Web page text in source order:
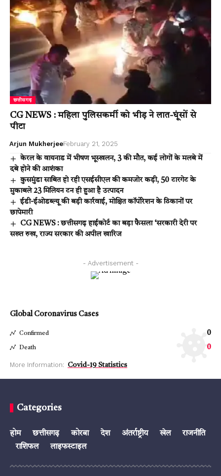
छत्तीसगढ़
CG NEWS : महिला पुलिसकर्मी को भीड़ ने लात-घूंसों से
पीटा
Arjun MukherjeeFebruary 21, 2025
केरल के वायनाड में भीषण भूस्खलन, 3 की मौत, कई लोगों के मलबे में
दबे होने की आशंका
कुसमुंडा साबित हो रही एसईसीएल की कमजोर कड़ी, 50 टारगेट के
मुकाबले 23 मिलियन टन ही हुआ है उत्पादन
ईडी-ईओडब्ल्यू की बड़ी कार्रवाई, मोक्षित कॉर्पोरेशन के ठिकानों पर
छापेमारी
CG NEWS : छत्तीसगढ़ हाईकोर्ट का बड़ा फैसला ‘सरकारी देरी पर
सख्त रुख, राज्य सरकार की अपील खारिज
- Advertisement -
Global Coronavirus Cases
Confirmed 0
Death 0
More Information: Covid-19 Statistics
Categories
होम छत्तीसगढ़ कोरबा देश अंतर्राष्ट्रीय खेल
राजनीति
राशिफल
लाइफस्टाइल